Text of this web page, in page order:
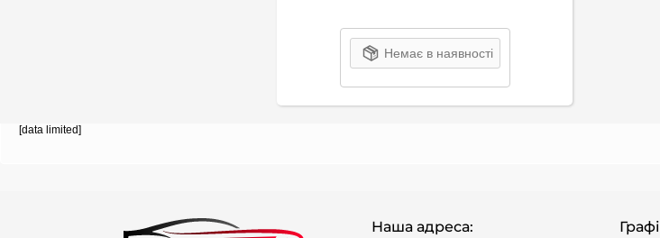
Немає в наявності
[data limited]
Наша адреса: